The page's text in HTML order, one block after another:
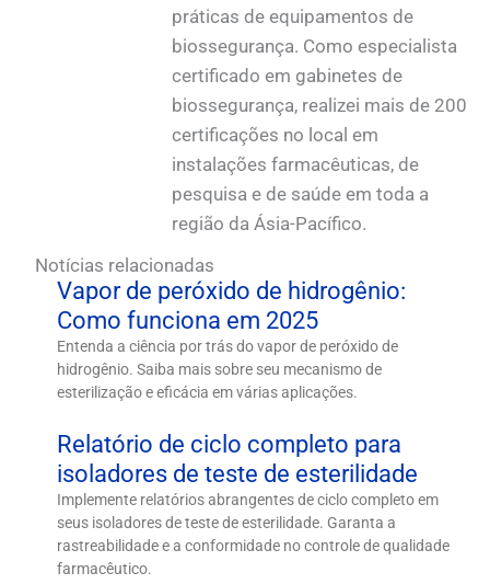
práticas de equipamentos de
biossegurança. Como especialista
certificado em gabinetes de
biossegurança, realizei mais de 200
certificações no local em
instalações farmacêuticas, de
pesquisa e de saúde em toda a
região da Ásia-Pacífico.
Notícias relacionadas
Vapor de peróxido de hidrogênio:
Como funciona em 2025
Entenda a ciência por trás do vapor de peróxido de
hidrogênio. Saiba mais sobre seu mecanismo de
esterilização e eficácia em várias aplicações.
Relatório de ciclo completo para
isoladores de teste de esterilidade
Implemente relatórios abrangentes de ciclo completo em
seus isoladores de teste de esterilidade. Garanta a
rastreabilidade e a conformidade no controle de qualidade
farmacêutico.